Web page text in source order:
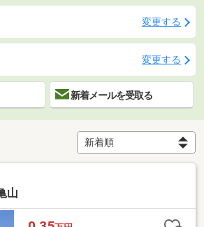
変更する
変更する
新着メールを受取る
山